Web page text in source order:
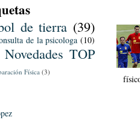
de tierra (39)
de la psicologa (10)
Novedades TOP
Física(3)